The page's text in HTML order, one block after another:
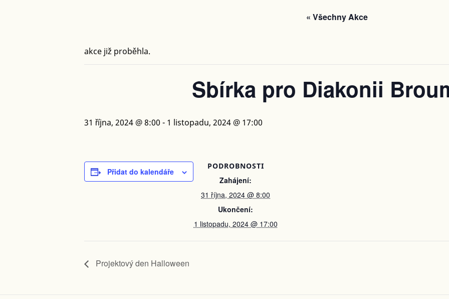
« Všechny Akce
akce již proběhla.
Sbírka pro Diakonii
31 října, 2024 @ 8:00 - 1 listopadu, 2024 @ 17:00
Přidat do kalendáře
PODROBNOSTI
Zahájení:
31 října, 2024 @ 8:00
Ukončení:
1 listopadu, 2024 @ 17:00
Projektový den Halloween